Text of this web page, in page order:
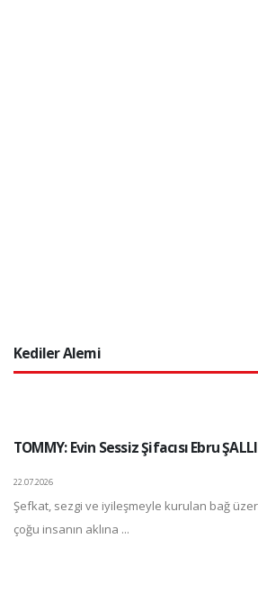
Kediler Alemi
TOMMY: Evin Sessiz Şifacısı Ebru
22.07.2026
Şefkat, sezgi ve iyileşmeyle kurulan bağ
çoğu insanın aklına ...